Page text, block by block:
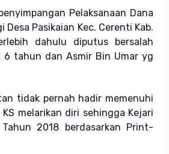
Pelaksanaan Dana
Desa Pasikaian Kec. Cerenti Kab.
dahulu diputus bersalah
6 tahun dan Asmir Bin Umar yg
tidak pernah hadir memenuhi
melarikan diri sehingga Kejari
2018 berdasarkan Print-